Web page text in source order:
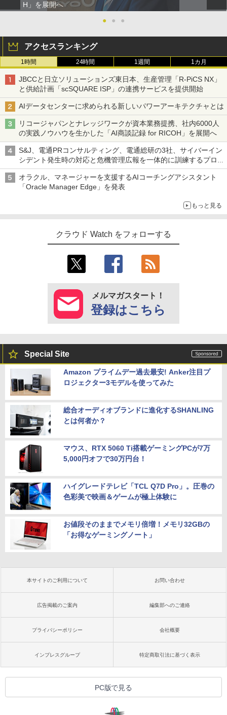
H」を展開へ
●
● ●
アクセスランキング
1時間 24時間 1週間 1カ月
JBCCと日立ソリューションズ東日本、生産管理「R-PiCS NX」
と供給計画「scSQUARE ISP」の連携サービスを提供開始
AIデータセンターに求められる新しいパワーアーキテクチャとは
リコージャパンとナレッジワークが資本業務提携、社内6000人
の実践ノウハウを生かした「AI商談記録 for RICOH」を展開へ
S&J、電通PRコンサルティング、電通総研の3社、サイバーイン
シデント発生時の対応と危機管理広報を一体的に訓練するプログ
ラムを提供
オラクル、マネージャーを支援するAIコーチングアシスタント
「Oracle Manager Edge」を発表
もっと見る
クラウド Watch をフォローする
メルマガスタート！
登録はこちら
Special Site
Amazon プライムデー過去最安! Anker注目プ
ロジェクター3モデルを使ってみた
総合オーディオブランドに進化するSHANLING
とは何者か？
マウス、RTX 5060 Ti搭載ゲーミングPCが7万
5,000円オフで30万円台！
ハイグレードテレビ「TCL Q7D Pro」。圧巻の
色彩美で映画＆ゲームが極上体験に
お値段そのままでメモリ倍増！メモリ32GBの
「お得なゲーミングノート」
本サイトのご利用について お問い合わせ
広告掲載のご案内 編集部へのご連絡
プライバシーポリシー 会社概要
インプレスグループ 特定商取引法に基づく表示
PC版で見る